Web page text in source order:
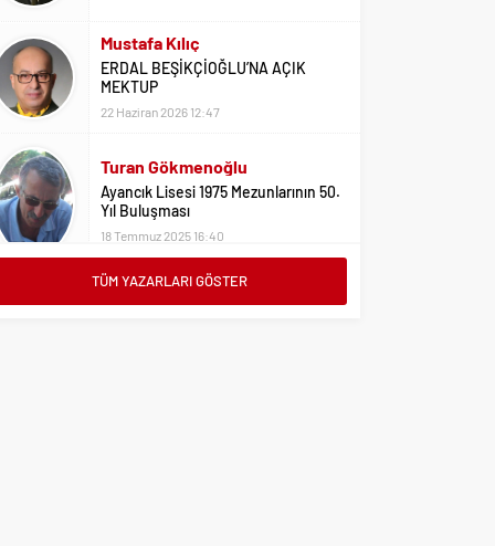
ERDAL BEŞİKÇİOĞLU’NA AÇIK
MEKTUP
22 Haziran 2026 12:47
Ayancık Lisesi 1975 Mezunlarının 50.
Yıl Buluşması
18 Temmuz 2025 16:40
Adil Yıldız
TÜM YAZARLARI GÖSTER